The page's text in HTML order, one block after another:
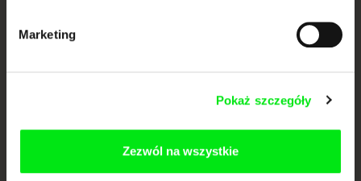
Marketing
Pokaż szczegóły
Zezwól na wszystkie
różnorodność i promować wartościowe autorskie filmy.